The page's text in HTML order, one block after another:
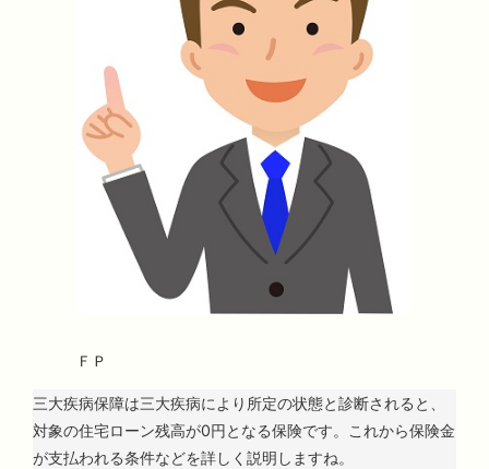
ＦＰ
三大疾病保障は三大疾病により所定の状態と診断されると、
対象の住宅ローン残高が0円となる保険です。これから保険金
が支払われる条件などを詳しく説明しますね。